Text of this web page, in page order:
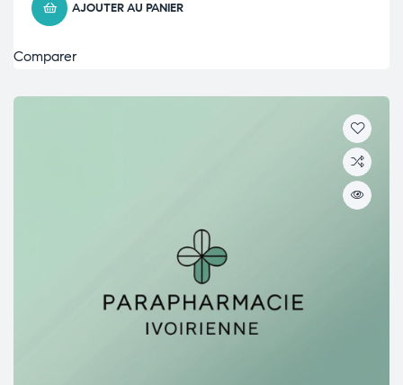
AJOUTER AU PANIER
Comparer